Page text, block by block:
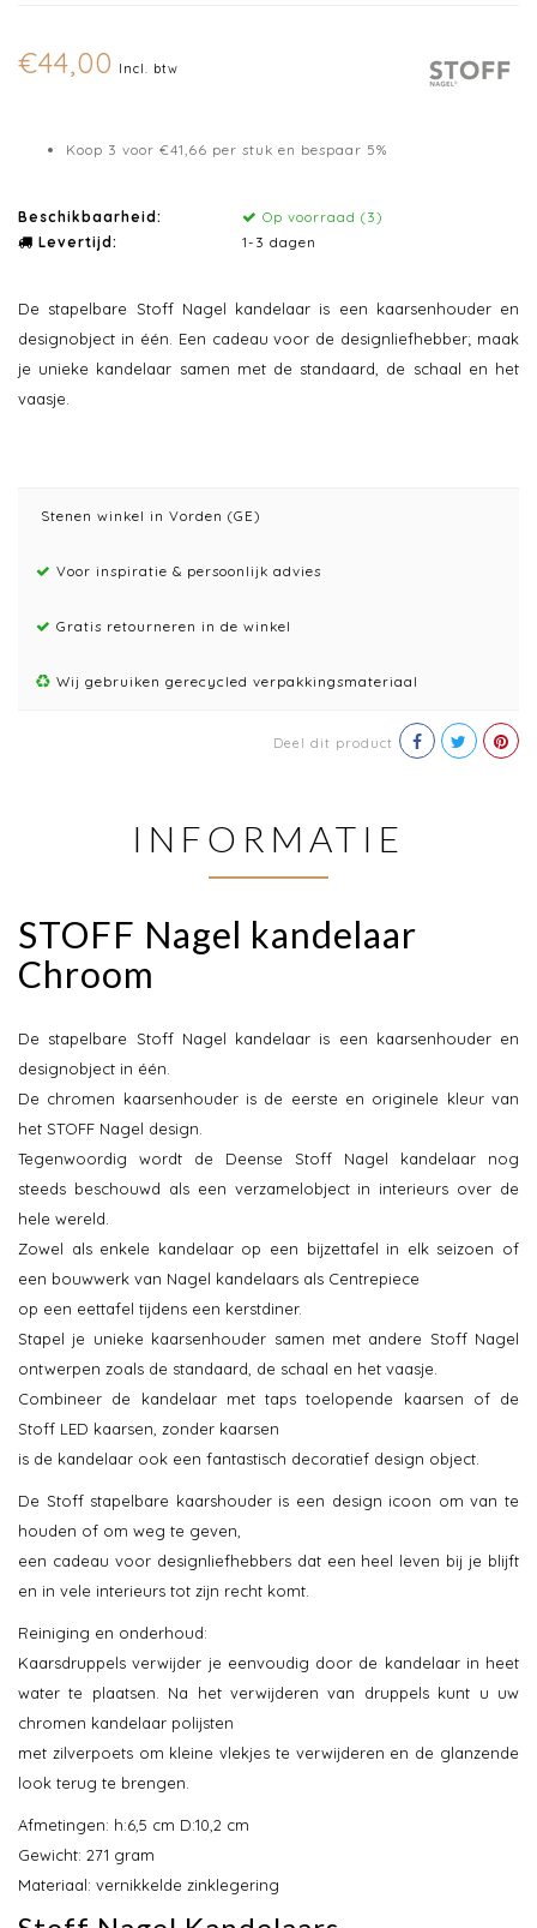
€44,00 Incl. btw
Koop 3 voor €41,66 per stuk en bespaar 5%
Beschikbaarheid:
Op voorraad (3)
Levertijd:
1-3 dagen
De stapelbare Stoff Nagel kandelaar is een kaarsenhouder en
designobject in één. Een cadeau voor de designliefhebber; maak
je unieke kandelaar samen met de standaard, de schaal en het
vaasje.
Stenen winkel in Vorden (GE)
Voor inspiratie & persoonlijk advies
Gratis retourneren in de winkel
Wij gebruiken gerecycled verpakkingsmateriaal
Deel dit product
INFORMATIE
STOFF Nagel kandelaar
Chroom
De stapelbare Stoff Nagel kandelaar is een kaarsenhouder en
designobject in één.
De chromen kaarsenhouder is de eerste en originele kleur van
het STOFF Nagel design.
Tegenwoordig wordt de Deense Stoff Nagel kandelaar nog
steeds beschouwd als een verzamelobject in interieurs over de
hele wereld.
Zowel als enkele kandelaar op een bijzettafel in elk seizoen of
een bouwwerk van Nagel kandelaars als Centrepiece
op een eettafel tijdens een kerstdiner.
Stapel je unieke kaarsenhouder samen met andere Stoff Nagel
ontwerpen zoals de standaard, de schaal en het vaasje.
Combineer de kandelaar met taps toelopende kaarsen of de
Stoff LED kaarsen, zonder kaarsen
is de kandelaar ook een fantastisch decoratief design object.
De Stoff stapelbare kaarshouder is een design icoon om van te
houden of om weg te geven,
een cadeau voor designliefhebbers dat een heel leven bij je blijft
en in vele interieurs tot zijn recht komt.
Reiniging en onderhoud:
Kaarsdruppels verwijder je eenvoudig door de kandelaar in heet
water te plaatsen. Na het verwijderen van druppels kunt u uw
chromen kandelaar polijsten
met zilverpoets om kleine vlekjes te verwijderen en de glanzende
look terug te brengen.
Afmetingen: h:6,5 cm D:10,2 cm
Gewicht: 271 gram
Materiaal: vernikkelde zinklegering